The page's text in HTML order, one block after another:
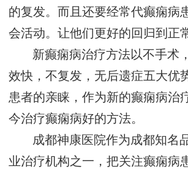
的复发。而且还要经常代癫痫病
会活动。让他们更好的回归到正
新癫痫病治疗方法以不手术
效快，不复发，无后遗症五大优
患者的亲睐，作为新的癫痫病治
今治疗癫痫病好的方法。
成都神康医院作为成都知名
业治疗机构之一，把关注癫痫病